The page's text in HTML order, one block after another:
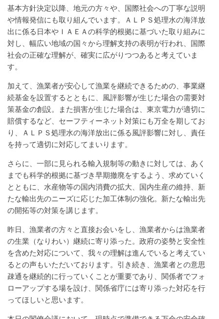
基本方針決定以降、地元の方々や、国際社会への丁寧な説明
や情報発信にも取り組んでいます。ＡＬＰＳ処理水の海洋放
出に係る日本やＩＡＥＡの科学的根拠に基づいた取り組みに
対し、幅広い地域の国々から理解支持の表明が行われ、国際
社会の正確な理解が、確実に広がりつつあると考えていま
す。
加えて、漁業者が安心して漁業を継続できるための、事業継
続基金を設置するとともに、風評影響が生じた場合の需要対
策基金の創設。また損害が生じた場合は、東京電力が適切に
賠償するなど、セーフティーネット対策にも万全を期してお
り、ＡＬＰＳ処理水の海洋放出に係る風評影響に対し、責任
を持って適切に対応してまいります。
さらに、一部に見られる輸入規制等の動きに対しては、あく
までも科学的根拠に基づき早期撤廃をするよう、求めていく
とともに、水産物等の国内消費の拡大、国内生産の維持、新
たな輸出先のニーズに応じた加工体制の強化。新たな輸出先
の開拓等の対策を講じます。
昨日、漁業者の方々と直接お会いをし、漁業者からは漁業者
の生業（なりわい）継続に寄り添った。政府の姿勢と安全性
を含めた対応について、我々の理解は進んでいると考えてい
るとの声もいただいております。引き続き、漁業者との意思
疎通を継続的に行っていくことが重要であり、関係者でフォ
ローアップする場を設け、関係省庁には寄り添った対応を行
ってほしいと思います。